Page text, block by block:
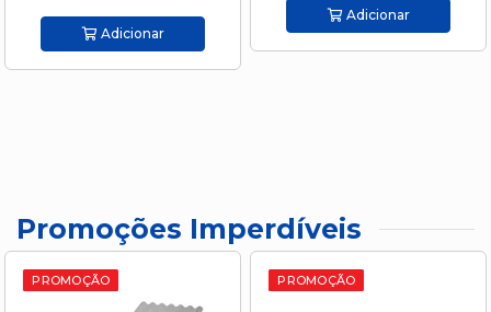
Adicionar
Adicionar
Promoções Imperdíveis
PROMOÇÃO PROMOÇÃO